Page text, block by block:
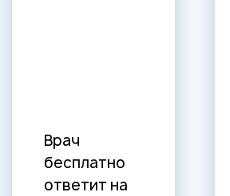
Врач
бесплатно
ответит на